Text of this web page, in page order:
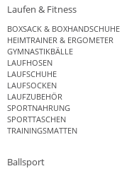
Laufen & Fitness
BOXSACK & BOXHANDSCHUHE
HEIMTRAINER & ERGOMETER
GYMNASTIKBÄLLE
LAUFHOSEN
LAUFSCHUHE
LAUFSOCKEN
LAUFZUBEHÖR
SPORTNAHRUNG
SPORTTASCHEN
TRAININGSMATTEN
Ballsport